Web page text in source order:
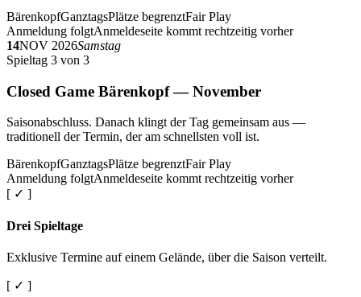
BärenkopfGanztagsPlätze begrenztFair Play
Anmeldung folgtAnmeldeseite kommt rechtzeitig vorher
14NOV 2026Samstag
Spieltag 3 von 3
Closed Game Bärenkopf — November
Saisonabschluss. Danach klingt der Tag gemeinsam aus —
traditionell der Termin, der am schnellsten voll ist.
BärenkopfGanztagsPlätze begrenztFair Play
Anmeldung folgtAnmeldeseite kommt rechtzeitig vorher
[ ✓ ]
Drei Spieltage
Exklusive Termine auf einem Gelände, über die Saison verteilt.
[ ✓ ]